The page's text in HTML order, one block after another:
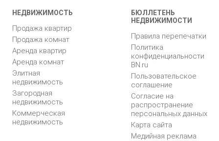
НЕДВИЖИМОСТЬ
Продажа квартир
Продажа комнат
Аренда квартир
Аренда комнат
Элитная
недвижимость
Загородная
недвижимость
Коммерческая
недвижимость
БЮЛЛЕТЕНЬ
НЕДВИЖИМОСТИ
Правила перепечатки
Политика
конфиденциальности
BN.ru
Пользовательское
соглашение
Согласие на
распространение
персональных данных
Карта сайта
Медийная реклама